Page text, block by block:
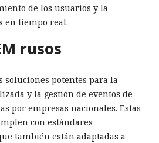
de los usuarios y la
en tiempo real.
rusos
soluciones potentes para la
y la gestión de eventos de
por empresas nacionales. Estas
con estándares
también están adaptadas a